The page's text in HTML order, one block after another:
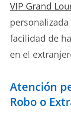
VIP Grand
facilidad de
en el
Atención
Robo o